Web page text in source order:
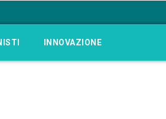
INNOVAZIONE